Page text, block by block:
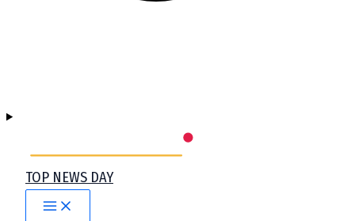
TOP NEWS DAY
Main
Menu